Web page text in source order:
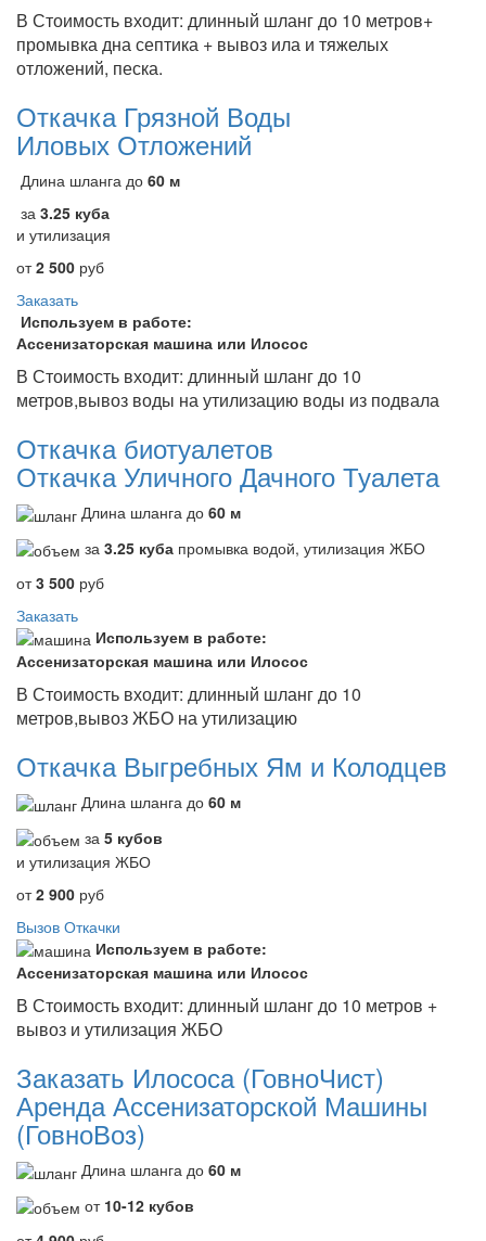
В Стоимость входит: длинный шланг до 10 метров+
промывка дна септика + вывоз ила и тяжелых
отложений, песка.
Откачка Грязной Воды
Иловых Отложений
Длина шланга до 60 м
за 3.25 куба
и утилизация
от2 500 руб
Заказать
Используем в работе:
Ассенизаторская машина или Илосос
В Стоимость входит: длинный шланг до 10
метров,вывоз воды на утилизацию воды из подвала
Откачка биотуалетов
Откачка Уличного Дачного Туалета
Длина шланга до 60 м
за 3.25 куба промывка водой, утилизация ЖБО
от3 500 руб
Заказать
Используем в работе:
Ассенизаторская машина или Илосос
В Стоимость входит: длинный шланг до 10
метров,вывоз ЖБО на утилизацию
Откачка Выгребных Ям и Колодцев
Длина шланга до 60 м
за 5 кубов
и утилизация ЖБО
от2 900 руб
Вызов Откачки
Используем в работе:
Ассенизаторская машина или Илосос
В Стоимость входит: длинный шланг до 10 метров +
вывоз и утилизация ЖБО
Заказать Илососа (ГовноЧист)
Аренда Ассенизаторской Машины
(ГовноВоз)
Длина шланга до 60 м
от 10-12 кубов